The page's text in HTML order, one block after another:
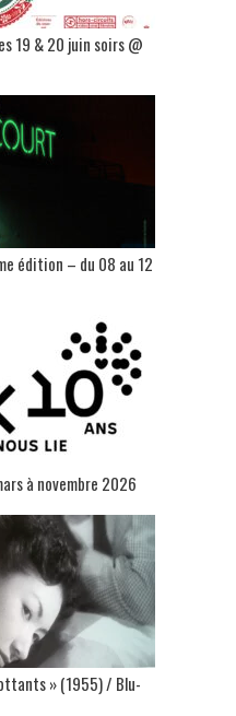
19 & 20 juin soirs @
édition – du 08 au 12
à novembre 2026
» (1955) / Blu-